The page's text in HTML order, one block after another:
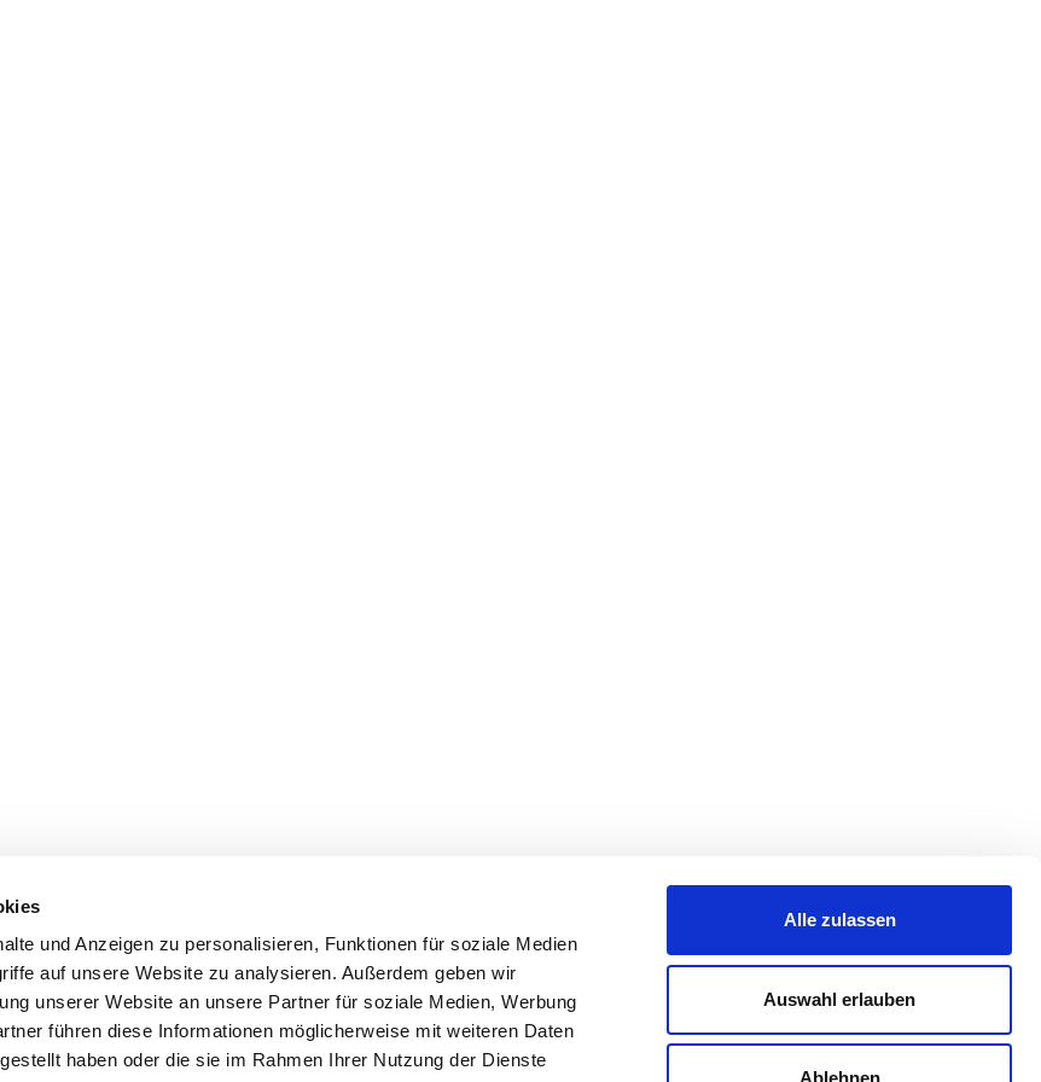
und Anzeigen zu personalisieren, Funktionen für soziale Medien
auf unsere Website zu analysieren. Außerdem geben wir
unserer Website an unsere Partner für soziale Medien, Werbung
führen diese Informationen möglicherweise mit weiteren Daten
haben oder die sie im Rahmen Ihrer Nutzung der Dienste
Alle zulassen
Auswahl erlauben
Ablehnen